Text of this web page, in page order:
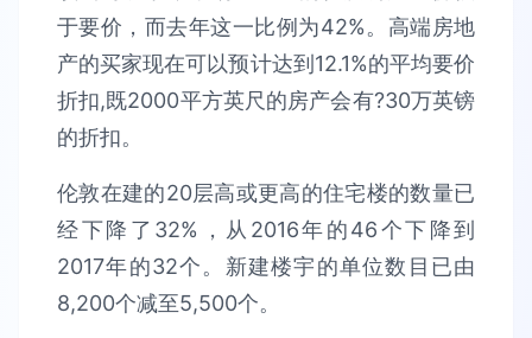
于要价，而去年这一比例为42%。高端房地
产的买家现在可以预计达到12.1%的平均要价
折扣,既2000平方英尺的房产会有?30万英镑
的折扣。
伦敦在建的20层高或更高的住宅楼的数量已
经下降了32%，从2016年的46个下降到
2017年的32个。新建楼宇的单位数目已由
8,200个减至5,500个。